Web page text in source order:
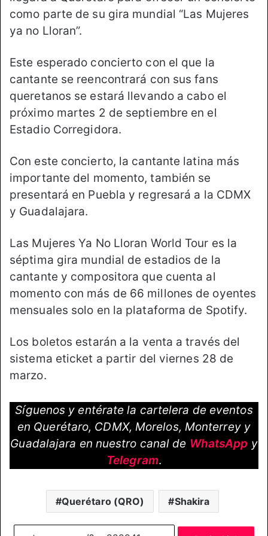
como parte de su gira mundial “Las Mujeres
ya no Lloran”.
Este esperado concierto con el que la
cantante se reencontrará con sus fans
queretanos se estará llevando a cabo el
próximo martes 2 de septiembre en el
Estadio Corregidora.
Con este concierto, la cantante latina más
importante del momento, también se
presentará en Puebla y regresará a la CDMX
y Guadalajara.
Las Mujeres Ya No Lloran World Tour es la
séptima gira mundial de estadios de la
cantante y compositora que cuenta al
momento con más de 66 millones de oyentes
mensuales solo en la plataforma de Spotify.
Los boletos estarán a la venta a través del
sistema eticket a partir del viernes 28 de
marzo.
Síguenos y entérate la cartelera de eventos
en Querétaro, CDMX, Morelos, Monterrey y
Guadalajara en nuestro canal de WhatsApp y
Telegram.
Querétaro (QRO) Shakira